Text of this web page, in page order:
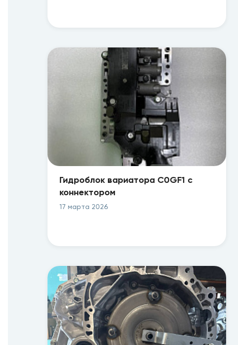
Гидроблок вариатора C0GF1 с
коннектором
17 марта 2026